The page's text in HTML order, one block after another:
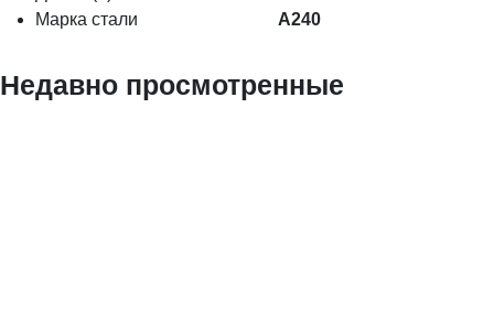
Марка стали
А240
Недавно просмотренные